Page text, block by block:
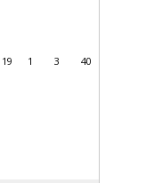
19 1 3 40